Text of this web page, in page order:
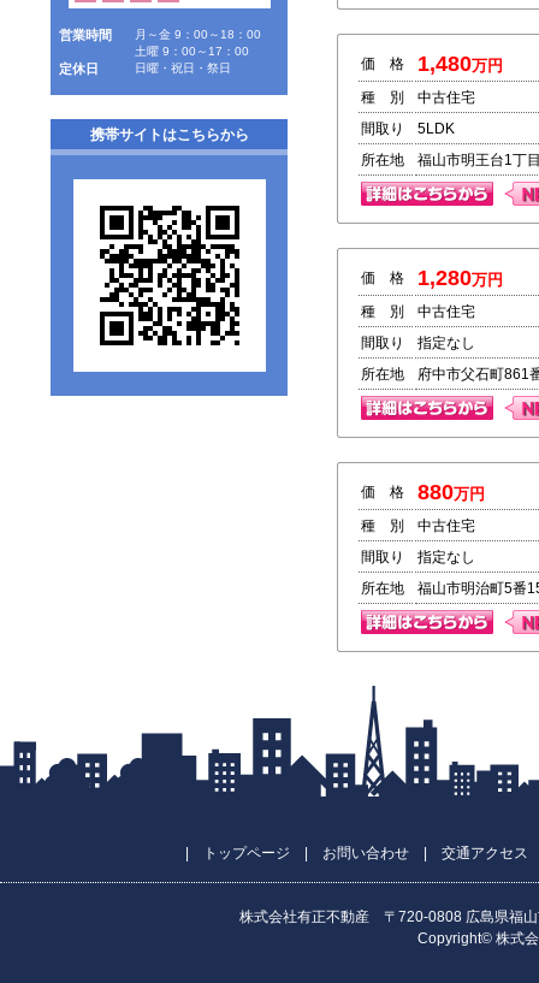
営業時間
月～金 9：00～18：00
土曜 9：00～17：00
定休日 日曜・祝日・祭日
携帯サイトはこちらから
価 格 1,480万円
種 別
中古住宅
間取り
5LDK
所在地
福山市明王台1丁
価 格 1,280万円
種 別
中古住宅
間取り
指定なし
所在地
府中市父石町861
価 格 880万円
種 別
中古住宅
間取り
指定なし
所在地
福山市明治町5番
トップページ お問い合わせ 交通アクセス
株式会社有正不動産 〒720-0808 広島県福
Copyright© 株式